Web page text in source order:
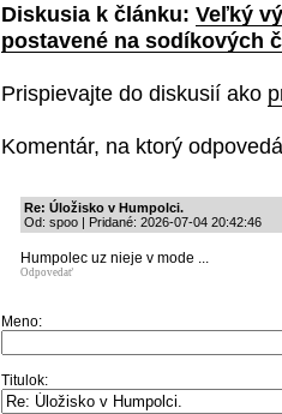
Diskusia k článku: Veľký
postavené na sodíkových
Prispievajte do diskusií ako
Komentár, na ktorý
Re: Úložisko v Humpolci.
Od: spoo | Pridané: 2026-07-04 20:42:46
Humpolec uz nieje v mode ...
Odpovedať
Meno:
Titulok: